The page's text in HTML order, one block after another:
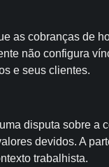
as cobranças de
não configura
e seus clientes.
disputa sobre
devidos. A
trabalhista.